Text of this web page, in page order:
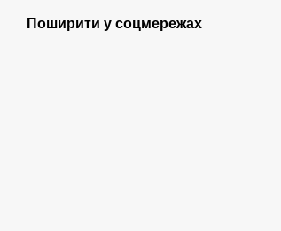
Поширити у соцмережах